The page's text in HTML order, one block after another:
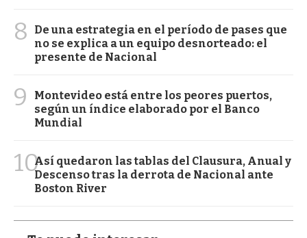
8
De una estrategia en el período de pases que
no se explica a un equipo desnorteado: el
presente de Nacional
9
Montevideo está entre los peores puertos,
según un índice elaborado por el Banco
Mundial
10Así quedaron las tablas del Clausura, Anual y
Descenso tras la derrota de Nacional ante
Boston River